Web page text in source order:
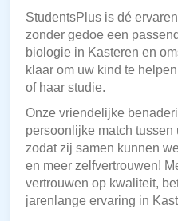
StudentsPlus is dé
zonder gedoe een
biologie in Kasteren en
klaar om uw kind te
of haar studie.
Onze vriendelijke
persoonlijke match
zodat zij samen kunnen
en meer zelfvertrouwen!
vertrouwen op kwaliteit,
jarenlange ervaring in